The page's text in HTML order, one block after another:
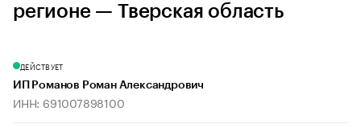
регионе — Тверская область
ДЕЙСТВУЕТ
ИП Романов Роман Александрович
ИНН: 691007898100